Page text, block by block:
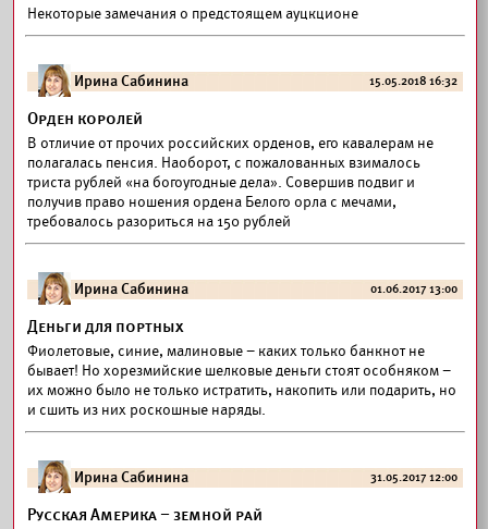
Некоторые замечания о предстоящем ауцкционе
Ирина Сабинина 15.05.2018 16:32
Орден королей
В отличие от прочих российских орденов, его кавалерам не
полагалась пенсия. Наоборот, с пожалованных взималось
триста рублей «на богоугодные дела». Совершив подвиг и
получив право ношения ордена Белого орла с мечами,
требовалось разориться на 150 рублей
Ирина Сабинина 01.06.2017 13:00
Деньги для портных
Фиолетовые, синие, малиновые – каких только банкнот не
бывает! Но хорезмийские шелковые деньги стоят особняком –
их можно было не только истратить, накопить или подарить, но
и сшить из них роскошные наряды.
Ирина Сабинина 31.05.2017 12:00
Русская Америка – земной рай